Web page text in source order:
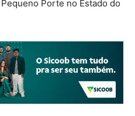
Porte no Estado do